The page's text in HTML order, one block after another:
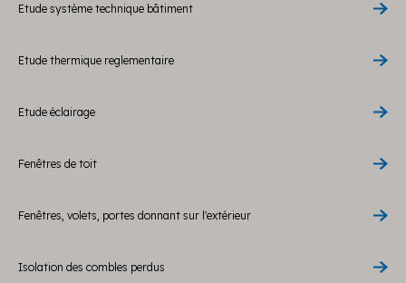
Etude système technique bâtiment
Etude thermique reglementaire
Etude éclairage
Fenêtres de toit
Fenêtres, volets, portes donnant sur l'extérieur
Isolation des combles perdus